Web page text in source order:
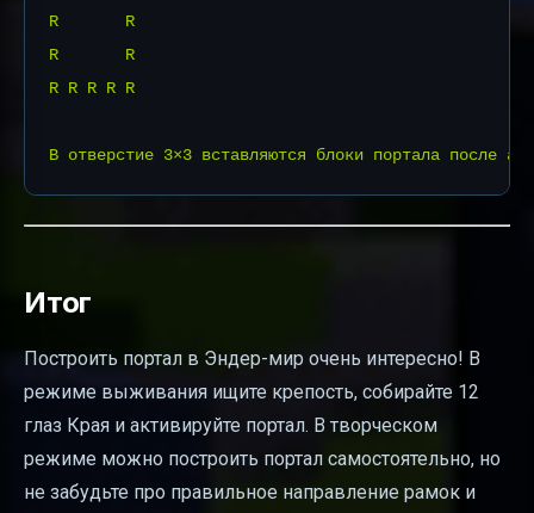
R       R
R       R
R R R R R
Итог
Построить портал в Эндер-мир очень интересно! В
режиме выживания ищите крепость, собирайте 12
глаз Края и активируйте портал. В творческом
режиме можно построить портал самостоятельно, но
не забудьте про правильное направление рамок и